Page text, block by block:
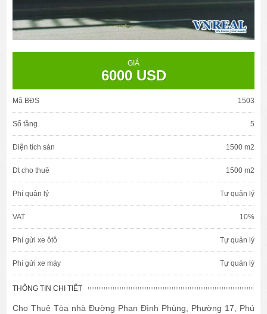
GIÁ
6000 USD
Mã BĐS 1503
Số tầng 5
Diện tích sàn 1500 m2
Dt cho thuê 1500 m2
Phí quản lý Tự quản lý
VAT 10%
Phí gửi xe ôtô Tự quản lý
Phí gửi xe máy Tự quản lý
THÔNG TIN CHI TIẾT
Cho Thuê Tòa nhà Đường Phan Đình Phùng, Phường 17, Phú